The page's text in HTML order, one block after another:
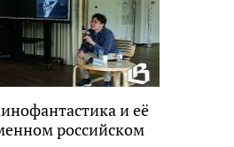
и её
российском